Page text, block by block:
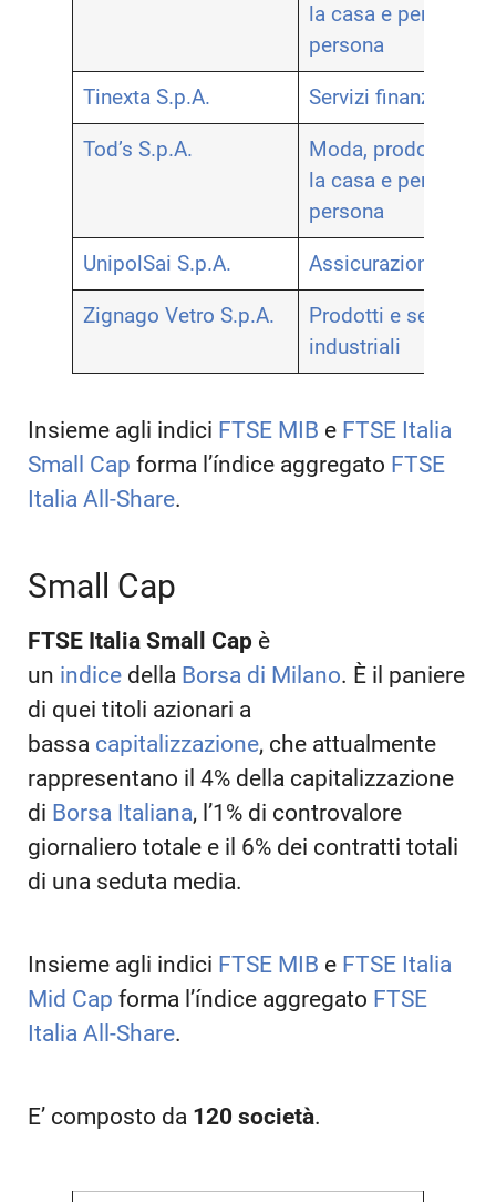
la casa e per la
persona
Tinexta S.p.A. Servizi finanziari
Tod’s S.p.A.
Moda, prodotti per
la casa e per la
persona
UnipolSai S.p.A. Assicurazioni
Zignago Vetro S.p.A.
Prodotti e servizi
industriali
Insieme agli indici FTSE MIB e FTSE Italia
Small Cap forma l’índice aggregato FTSE
Italia All-Share.
Small Cap
FTSE Italia Small Cap è
un indice della Borsa di Milano. È il paniere
di quei titoli azionari a
bassa capitalizzazione, che attualmente
rappresentano il 4% della capitalizzazione
di Borsa Italiana, l’1% di controvalore
giornaliero totale e il 6% dei contratti totali
di una seduta media.
Insieme agli indici FTSE MIB e FTSE Italia
Mid Cap forma l’índice aggregato FTSE
Italia All-Share.
E’ composto da 120 società.